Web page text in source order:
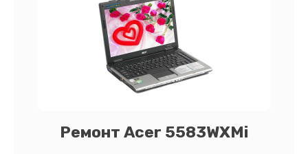
Ремонт Acer 5583WXMi